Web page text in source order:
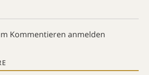
Kommentieren anmelden